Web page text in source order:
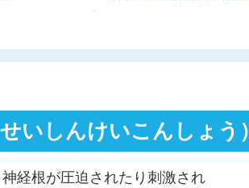
う症
交通事故
いしんけいこんしょう）
経根が圧迫されたり刺激され